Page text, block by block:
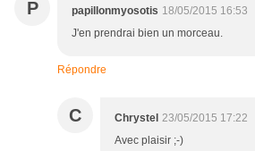
P papillonmyosotis 18/05/2015 16:53
J'en prendrai bien un morceau.
Répondre
C Chrystel 23/05/2015 17:22
Avec plaisir ;-)